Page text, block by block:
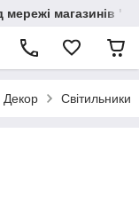
мережі магазинів
Декор Світильники